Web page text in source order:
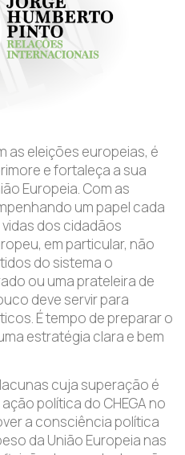
as eleições europeias, é
e fortaleça a sua
Europeia. Com as
um papel cada
dos cidadãos
em particular, não
do sistema o
ou uma prateleira de
deve servir para
É tempo de preparar o
estratégia clara e bem
cuja superação é
política do CHEGA no
a consciência política
da União Europeia nas